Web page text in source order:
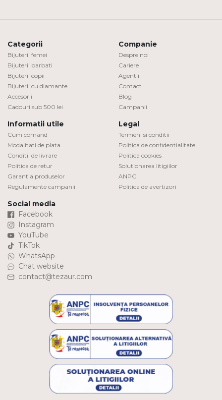
Categorii
Bijuterii femei
Bijuterii barbati
Bijuterii copii
Bijuterii cu diamante
Accesorii
Cadouri sub 500 lei
Companie
Despre noi
Cariere
Agentii
Contact
Blog
Campanii
Informatii utile
Cum comand
Modalitati de plata
Conditii de livrare
Politica de retur
Garantia produselor
Regulamente campanii
Legal
Termeni si conditii
Politica de confidentialitate
Politica cookies
Solutionarea litigiilor
ANPC
Politica de avertizori
Social media
Facebook
Instagram
YouTube
TikTok
WhatsApp
Chat website
contact@tezaur.com